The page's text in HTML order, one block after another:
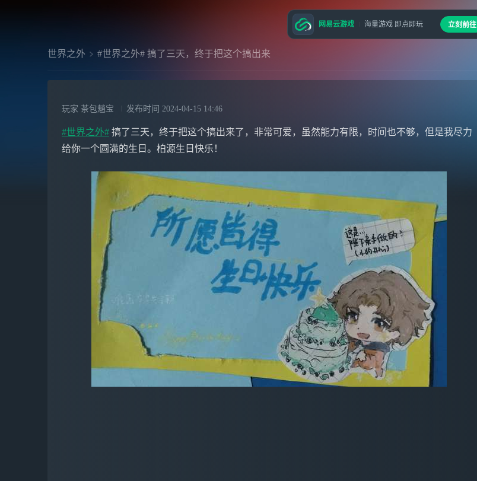
世界之外 #世界之外# 搞了三天，终于把这个搞出来
玩家 茶包魈宝 发布时间 2024-04-15 14:46
#世界之外# 搞了三天，终于把这个搞出来了，非常可爱，虽然能力有限，时间也不够，但是我尽力
给你一个圆满的生日。柏源生日快乐！
网易云游戏 海量游戏 即点即玩 立刻前往